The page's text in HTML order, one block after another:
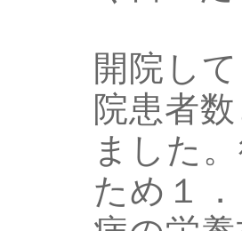
開院し
院患者
ました
ため１